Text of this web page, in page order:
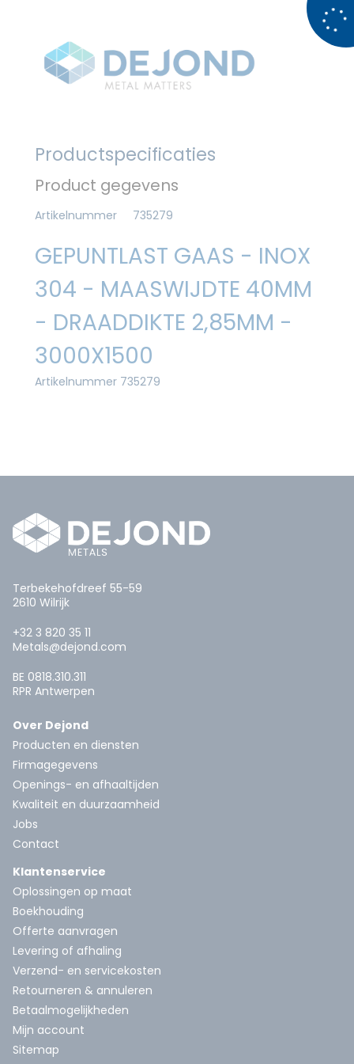
Productspecificaties
Product gegevens
Artikelnummer 735279
GEPUNTLAST GAAS - INOX
304 - MAASWIJDTE 40MM
- DRAADDIKTE 2,85MM -
3000X1500
Artikelnummer 735279
Terbekehofdreef 55-59
2610 Wilrijk
+32 3 820 35 11
Metals@dejond.com
BE 0818.310.311
RPR Antwerpen
Over Dejond
Producten en diensten
Firmagegevens
Openings- en afhaaltijden
Kwaliteit en duurzaamheid
Jobs
Contact
Klantenservice
Oplossingen op maat
Boekhouding
Offerte aanvragen
Levering of afhaling
Verzend- en servicekosten
Retourneren & annuleren
Betaalmogelijkheden
Mijn account
Sitemap